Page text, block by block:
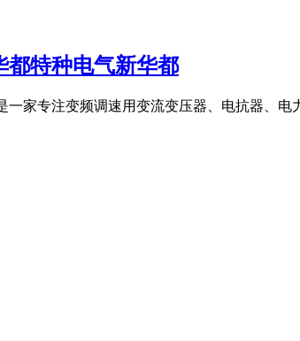
都特种电气新华都
一家专注变频调速用变流变压器、电抗器、